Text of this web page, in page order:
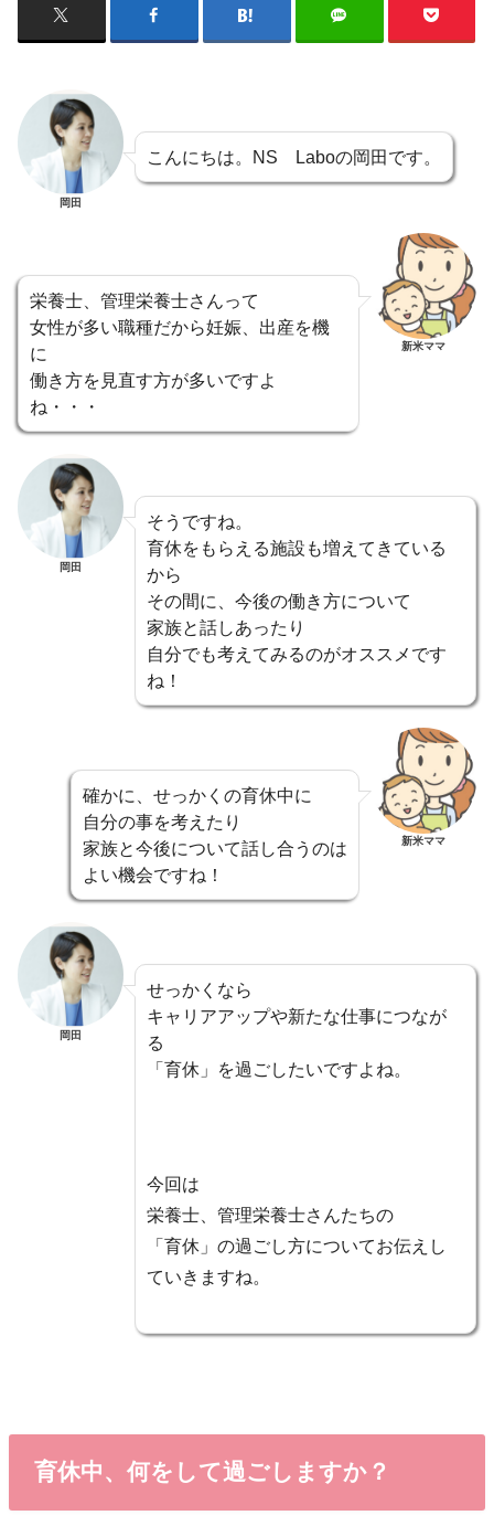
岡田
こんにちは。NS Laboの岡田です。
栄養士、管理栄養士さんって
女性が多い職種だから妊娠、出産を機
に
働き方を見直す方が多いですよ
ね・・・
新米ママ
岡田
そうですね。
育休をもらえる施設も増えてきている
から
その間に、今後の働き方について
家族と話しあったり
自分でも考えてみるのがオススメです
ね！
確かに、せっかくの育休中に
自分の事を考えたり
家族と今後について話し合うのは
よい機会ですね！
新米ママ
岡田
せっかくなら
キャリアアップや新たな仕事につなが
る
「育休」を過ごしたいですよね。
今回は
栄養士、管理栄養士さんたちの
「育休」の過ごし方についてお伝えし
ていきますね。
育休中、何をして過ごしますか？